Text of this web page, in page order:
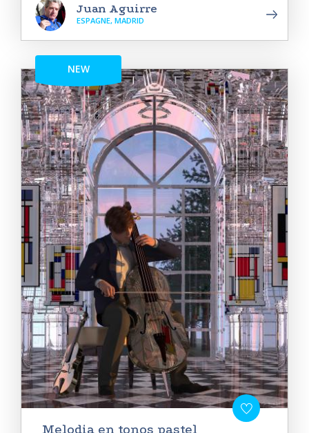
Juan Aguirre
ESPAGNE, MADRID
NEW
Melodia en tonos pastel